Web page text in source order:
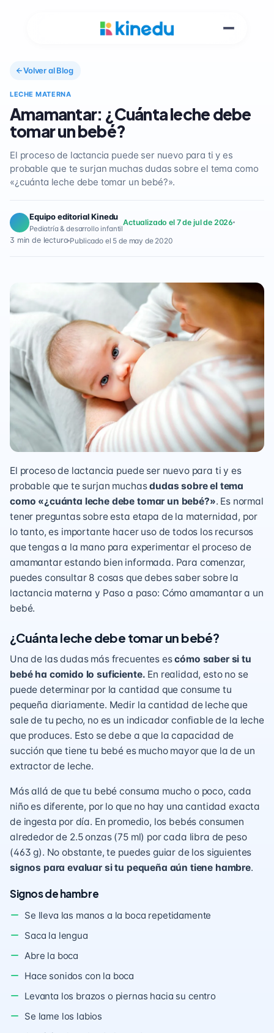
Volver al Blog
LECHE MATERNA
Amamantar: ¿Cuánta leche debe
tomar un bebé?
El proceso de lactancia puede ser nuevo para ti y es
probable que te surjan muchas dudas sobre el tema como
«¿cuánta leche debe tomar un bebé?».
Equipo editorial Kinedu
Pediatría & desarrollo infantil
Actualizado el 7 de jul de 2026
3 min de lectura Publicado el 5 de may de 2020
El proceso de lactancia puede ser nuevo para ti y es
probable que te surjan muchasdudas sobre el tema
como «¿cuánta leche debe tomar un bebé?». Es normal
tener preguntas sobre esta etapa de la maternidad, por
lo tanto, es importante hacer uso de todos los recursos
que tengas a la mano para experimentar el proceso de
amamantar estando bien informada. Para comenzar,
puedes consultar 8 cosas que debes saber sobre la
lactancia materna y Paso a paso: Cómo amamantar a un
bebé.
¿Cuánta leche debe tomar un bebé?
Una de las dudas más frecuentes escómo saber si tu
bebé ha comido lo suficiente. En realidad, esto no se
puede determinar por la cantidad que consume tu
pequeña diariamente. Medir la cantidad de leche que
sale de tu pecho, no es un indicador confiable de la leche
que produces. Esto se debe a que la capacidad de
succión que tiene tu bebé es mucho mayor que la de un
extractor de leche.
Más allá de que tu bebé consuma mucho o poco, cada
niño es diferente, por lo que no hay una cantidad exacta
de ingesta por día. En promedio, los bebés consumen
alrededor de 2.5 onzas (75 ml) por cada libra de peso
(463 g). No obstante, te puedes guiar de los siguientes
signos para evaluar si tu pequeña aún tiene hambre.
Signos de hambre
Se lleva las manos a la boca repetidamente
Saca la lengua
Abre la boca
Hace sonidos con la boca
Levanta los brazos o piernas hacia su centro
Se lame los labios